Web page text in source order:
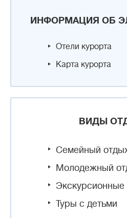
ИНФОРМАЦИЯ ОБ
Отели курорта
Карта курорта
ВИДЫ
Семейный
Молодежный
Экскурсионные
Туры с детьми